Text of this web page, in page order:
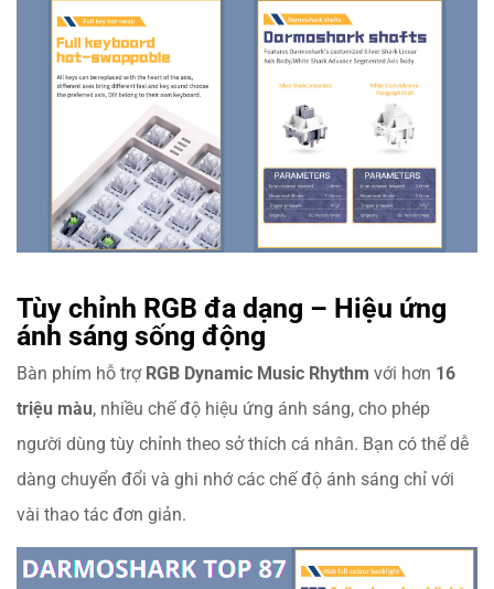
Tùy chỉnh RGB đa dạng – Hiệu ứng
ánh sáng sống động
Bàn phím hỗ trợ RGB Dynamic Music Rhythm với hơn 16
triệu màu, nhiều chế độ hiệu ứng ánh sáng, cho phép
người dùng tùy chỉnh theo sở thích cá nhân. Bạn có thể dễ
dàng chuyển đổi và ghi nhớ các chế độ ánh sáng chỉ với
vài thao tác đơn giản.